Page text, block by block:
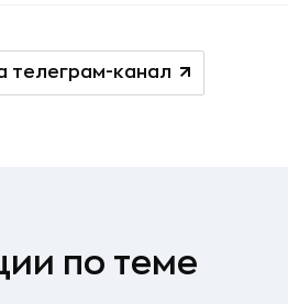
телеграм-канал
по теме